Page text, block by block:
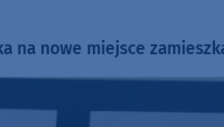
na nowe miejsce